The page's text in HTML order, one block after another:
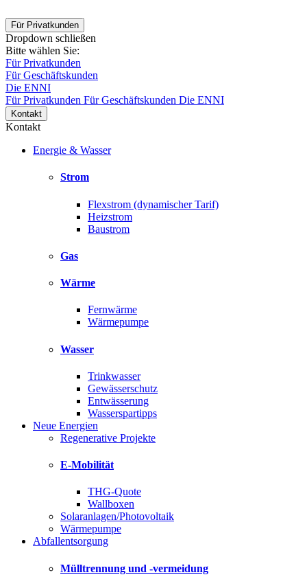
Für Privatkunden
Dropdown schließen
Bitte wählen Sie:
Für Privatkunden
Für Geschäftskunden
Die ENNI
Für Privatkunden Für Geschäftskunden Die ENNI
Kontakt
Kontakt
Energie & Wasser
Strom
Flexstrom (dynamischer Tarif)
Heizstrom
Baustrom
Gas
Wärme
Fernwärme
Wärmepumpe
Wasser
Trinkwasser
Gewässerschutz
Entwässerung
Wasserspartipps
Neue Energien
Regenerative Projekte
E-Mobilität
THG-Quote
Wallboxen
Solaranlagen/Photovoltaik
Wärmepumpe
Abfallentsorgung
Mülltrennung und -vermeidung